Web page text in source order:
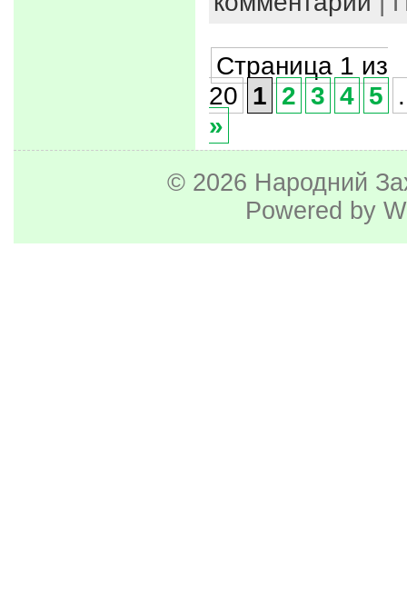
Страница 1 из
20 1 2 3 4 5
»
© 2026 Народний
Powered by